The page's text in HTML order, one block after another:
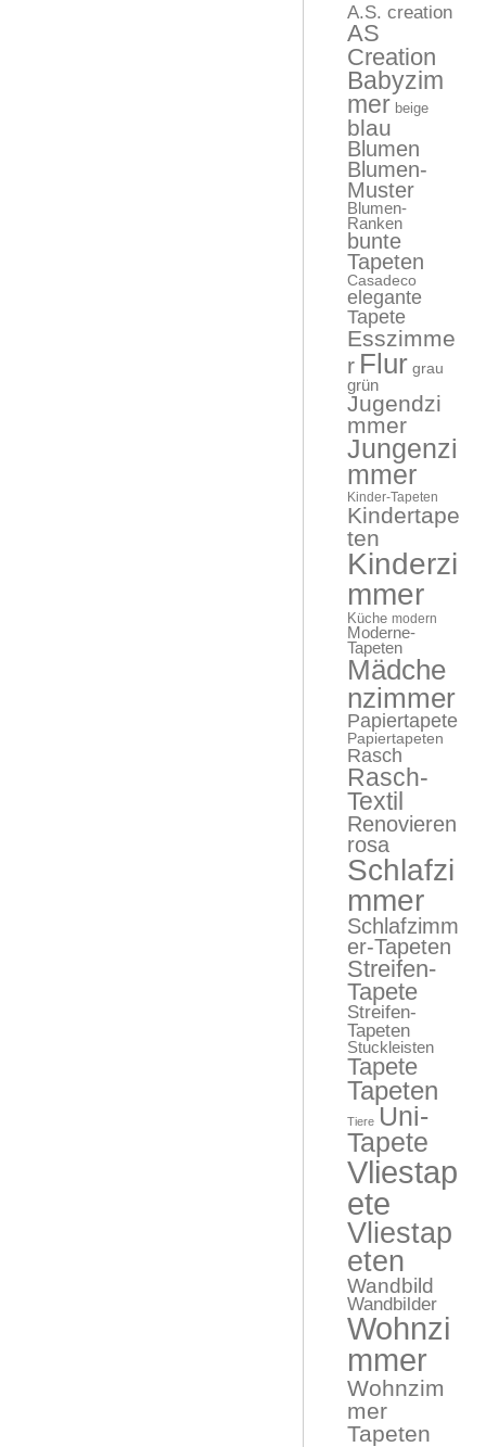
A.S. creation
AS
Creation
Babyzim
mer beige
blau
Blumen
Blumen-
Muster
Blumen-
Ranken
bunte
Tapeten
Casadeco
elegante
Tapete
Esszimme
r Flur grau
grün
Jugendzi
mmer
Jungenzi
mmer
Kinder-Tapeten
Kindertape
ten
Kinderzi
mmer
Küche modern
Moderne-
Tapeten
Mädche
nzimmer
Papiertapete
Papiertapeten
Rasch
Rasch-
Textil
Renovieren
rosa
Schlafzi
mmer
Schlafzimm
er-Tapeten
Streifen-
Tapete
Streifen-
Tapeten
Stuckleisten
Tapete
Tapeten
Tiere Uni-
Tapete
Vliestap
ete
Vliestap
eten
Wandbild
Wandbilder
Wohnzi
mmer
Wohnzim
mer
Tapeten